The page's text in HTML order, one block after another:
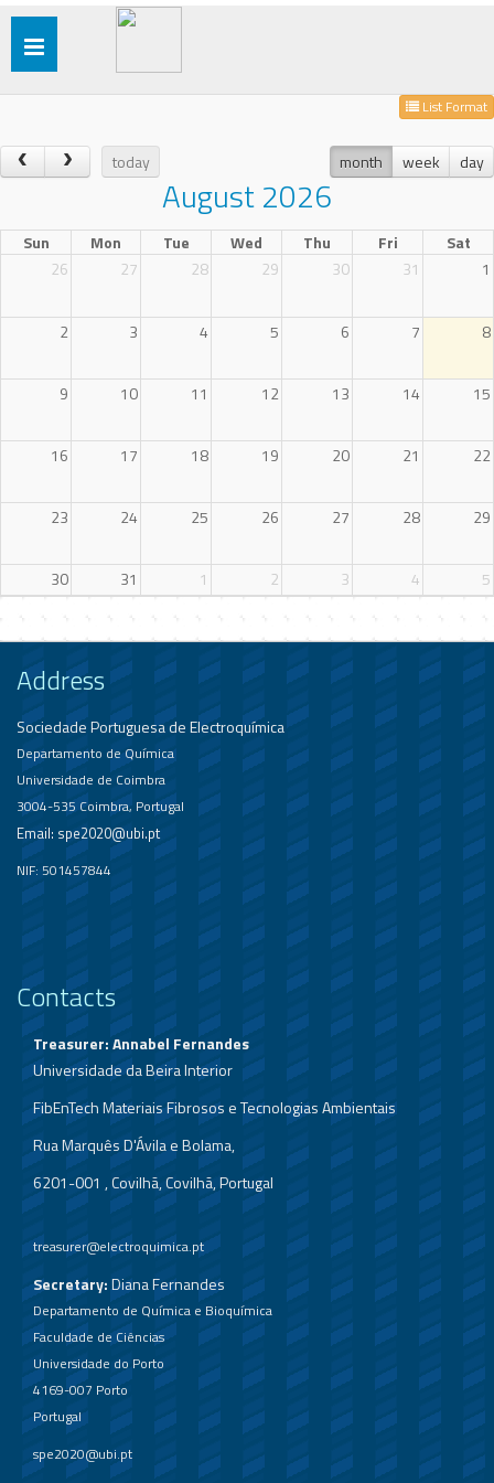
Toggle
navigation
List Format
today month week day
August 2026
Sun Mon Tue Wed Thu Fri
Sat
26
27 28 29 30 31 1
2 3 4 5 6 7 8
9 10 11 12 13 14 15
16 17 18 19 20 21 22
23 24 25 26 27 28 29
30 31 1 2 3 4 5
Address
Sociedade Portuguesa de Electroquímica
Departamento de Química
Universidade de Coimbra
3004-535 Coimbra, Portugal
Email: spe2020@ubi.pt
NIF: 501457844
Contacts
Treasurer: Annabel Fernandes
Universidade da Beira Interior
FibEnTech Materiais Fibrosos e Tecnologias Ambientais
Rua Marquês D'Ávila e Bolama,
6201-001 , Covilhã, Covilhã, Portugal
treasurer@electroquimica.pt
Secretary:Diana Fernandes
Departamento de Química e Bioquímica
Faculdade de Ciências
Universidade do Porto
4169-007 Porto
Portugal
spe2020@ubi.pt